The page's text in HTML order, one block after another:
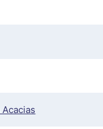
Acacias